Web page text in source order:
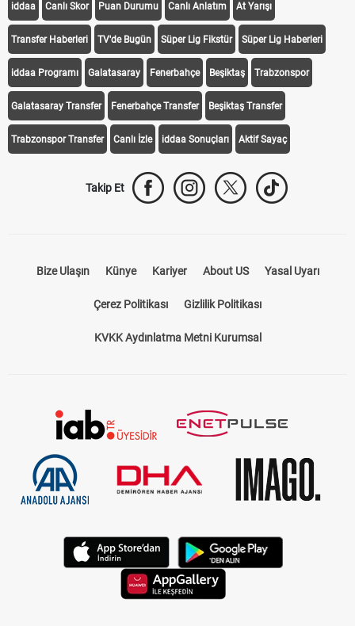
iddaa Canlı Skor Puan Durumu Canlı Anlatım At Yarışı
Transfer Haberleri TV'de Bugün Süper Lig Fikstür Süper Lig Haberleri
iddaa Programı Galatasaray Fenerbahçe Beşiktaş Trabzonspor
Galatasaray Transfer Fenerbahçe Transfer Beşiktaş Transfer
Trabzonspor Transfer Canlı İzle iddaa Sonuçları Aktif Sayaç
Takip Et
Bize Ulaşın Künye Kariyer About US Yasal Uyarı
Çerez Politikası Gizlilik Politikası
KVKK Aydınlatma Metni Kurumsal